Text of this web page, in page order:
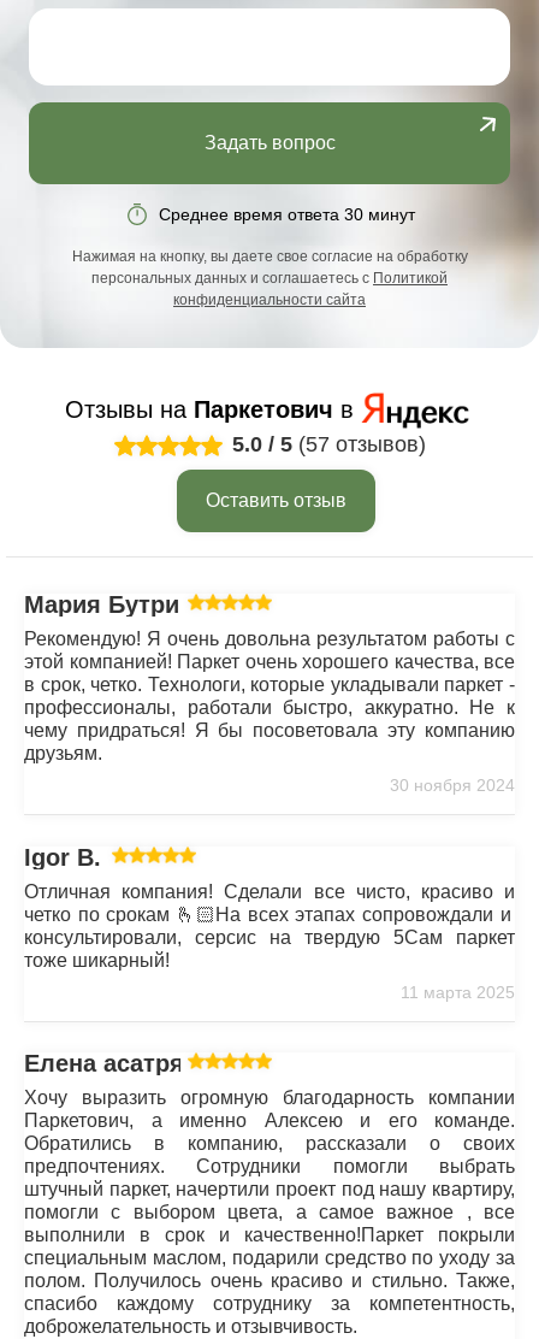
Задать вопрос
Среднее время ответа 30 минут
Нажимая на кнопку, вы даете свое согласие на обработку
персональных данных и соглашаетесь с Политикой
конфиденциальности сайта
Отзывы на Паркетович в
5.0 / 5 (57 отзывов)
Оставить отзыв
Мария Бутрим
Рекомендую! Я очень довольна результатом работы с
этой компанией! Паркет очень хорошего качества, все
в срок, четко. Технологи, которые укладывали паркет -
профессионалы, работали быстро, аккуратно. Не к
чему придраться! Я бы посоветовала эту компанию
друзьям.
30 ноября 2024
Igor B.
Отличная компания! Сделали все чисто, красиво и
четко по срокам 🫰🏻На всех этапах сопровождали и
консультировали, серсис на твердую 5Сам паркет
тоже шикарный!
11 марта 2025
Елена асатрян
Хочу выразить огромную благодарность компании
Паркетович, а именно Алексею и его команде.
Обратились в компанию, рассказали о своих
предпочтениях. Сотрудники помогли выбрать
штучный паркет, начертили проект под нашу квартиру,
помогли с выбором цвета, а самое важное , все
выполнили в срок и качественно!Паркет покрыли
специальным маслом, подарили средство по уходу за
полом. Получилось очень красиво и стильно. Также,
спасибо каждому сотруднику за компетентность,
доброжелательность и отзывчивость.